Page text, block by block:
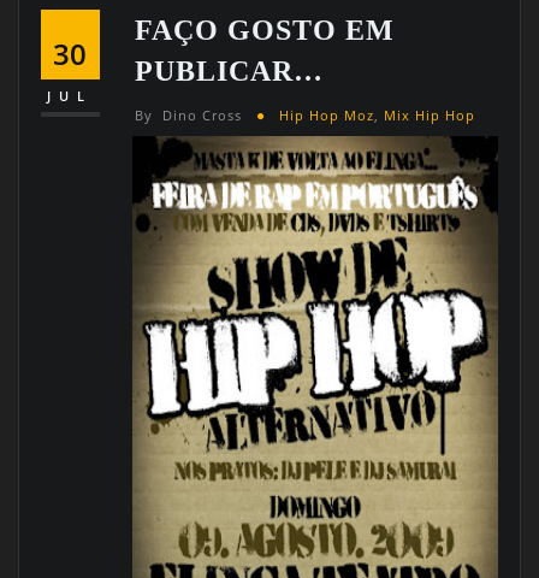
30
JUL
FAÇO GOSTO EM
PUBLICAR…
By Dino Cross Hip Hop Moz, Mix Hip Hop